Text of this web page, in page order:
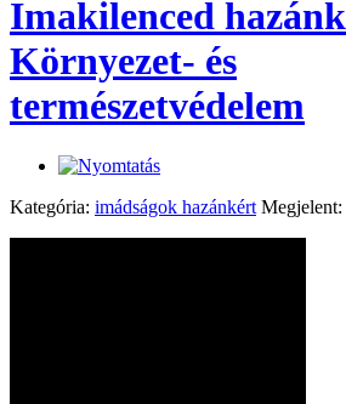
Imakilenced
Környezet- és
természetvédelem
Kategória: imádságok hazánkért Megjelent: